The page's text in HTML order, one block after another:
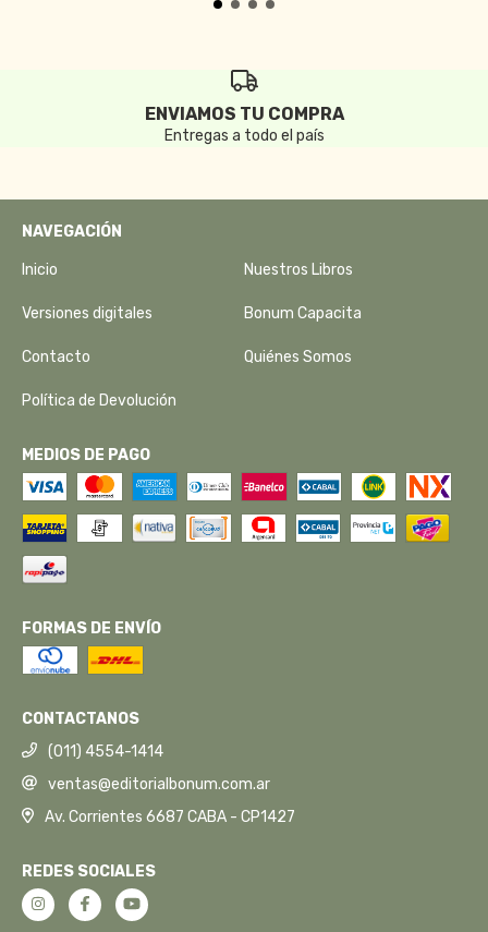
ENVIAMOS TU COMPRA
Entregas a todo el país
NAVEGACIÓN
Inicio Nuestros Libros
Versiones digitales Bonum Capacita
Contacto Quiénes Somos
Política de Devolución
MEDIOS DE PAGO
FORMAS DE ENVÍO
CONTACTANOS
(011) 4554-1414
ventas@editorialbonum.com.ar
Av. Corrientes 6687 CABA - CP1427
REDES SOCIALES